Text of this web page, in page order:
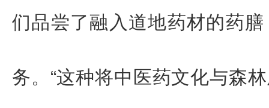
们品尝了融入道地药材的药
务。 “这种将中医药文化与森